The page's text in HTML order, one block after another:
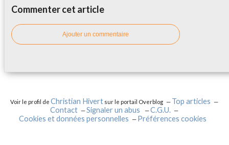
Commenter cet article
Ajouter un commentaire
Voir le profil deChristian Hivert sur le portail Overblog
Top articles
Contact
Signaler un abus
C.G.U.
Cookies et données personnelles
Préférences cookies